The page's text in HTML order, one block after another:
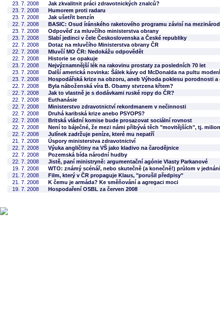
23. 7. 2008
Jak zkvalitnit práci zdravotnických znalců?
23. 7. 2008
Humorem proti radaru
23. 7. 2008
Jak ušetřit benzín
22. 7. 2008
BASIC: Osud íránského raketového programu závisí na
23. 7. 2008
Odpověď za mluvčího ministerstva obrany
23. 7. 2008
Slabí jedinci v čele Československa a České republiky
22. 7. 2008
Dotaz na mluvčího Ministerstva obrany ČR
22. 7. 2008
Mluvčí MO ČR: Nedokážu odpovědět
22. 7. 2008
Historie se opakuje
23. 7. 2008
Nejvýznamnější lék na rakovinu prostaty za posledních 70 let
23. 7. 2008
Další americká novinka: Šálek kávy od McDonalda na pultu
23. 7. 2008
Hospodářská krize na obzoru, aneb Výhoda poklesu porodnosti
22. 7. 2008
Byla náboženská víra B. Obamy stvrzena křtem?
22. 7. 2008
Jak to vlastně je s dodávkami ruské ropy do ČR?
22. 7. 2008
Euthanásie
22. 7. 2008
Ministerstvo zdravotnictví rekordmanem v nečinnosti
22. 7. 2008
Druhá karibská krize anebo PSYOPS?
22. 7. 2008
Britská vládní komise bude prosazovat sociální rovnost
22. 7. 2008
Není to báječné, že mezi námi přibývá těch "movitějších", tj.
22. 7. 2008
Julínek zadržuje peníze, které mu nepatří
21. 7. 2008
Úspory ministerstva zdravotnictví
22. 7. 2008
Výuka angličtiny na VŠ jako kladivo na čarodějnice
22. 7. 2008
Pozemská bída národní hudby
22. 7. 2008
Jistě, paní ministryně: argumentační agónie Vlasty Parkanové
19. 7. 2008
WTO: známý scénář, nebo skutečně (a konečně!) průlom v
21. 7. 2008
Film, který v ČR propaguje Klaus, "porušil předpisy"
21. 7. 2008
K čemu je armáda? Ke směňování a agregaci moci
19. 7. 2008
Hospodaření OSBL za červen 2008